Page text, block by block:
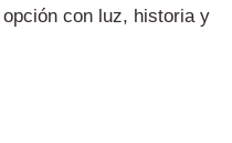
con luz, historia y